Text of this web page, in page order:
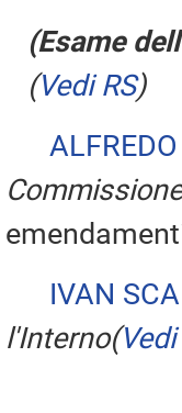
(Esame dell'
(Vedi RS)
Commissione
IVAN
l'Interno(Vedi